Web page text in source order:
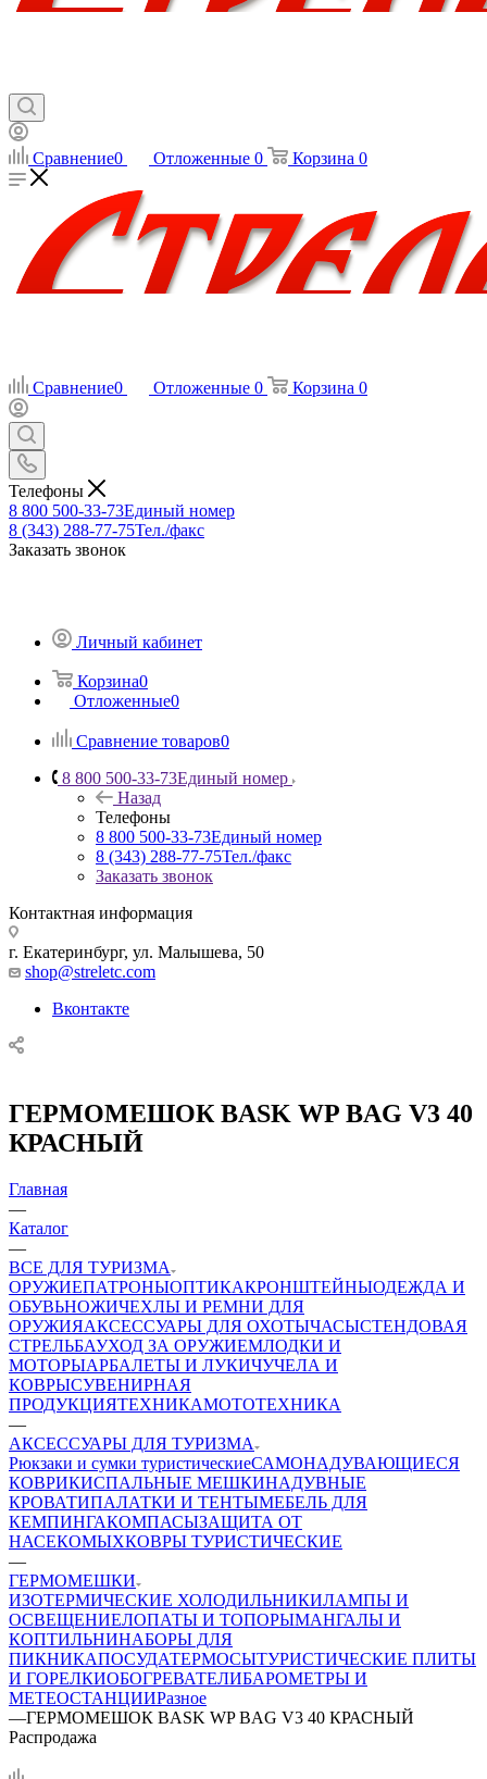
Сравнение0 Отложенные 0 Корзина 0
Сравнение0 Отложенные 0 Корзина 0
Телефоны
8 800 500-33-73Единый номер
8 (343) 288-77-75Тел./факс
Заказать звонок
Личный кабинет
Корзина0
Отложенные0
Сравнение товаров0
8 800 500-33-73Единый номер
Назад
Телефоны
8 800 500-33-73Единый номер
8 (343) 288-77-75Тел./факс
Заказать звонок
Контактная информация
г. Екатеринбург, ул. Малышева, 50
shop@streletc.com
Вконтакте
ГЕРМОМЕШОК BASK WP BAG V3 40
КРАСНЫЙ
Главная
—
Каталог
—
ВСЕ ДЛЯ ТУРИЗМА
ОРУЖИЕПАТРОНЫОПТИКАКРОНШТЕЙНЫОДЕЖДА И
ОБУВЬНОЖИЧЕХЛЫ И РЕМНИ ДЛЯ
ОРУЖИЯАКСЕССУАРЫ ДЛЯ ОХОТЫЧАСЫСТЕНДОВАЯ
СТРЕЛЬБАУХОД ЗА ОРУЖИЕМЛОДКИ И
МОТОРЫАРБАЛЕТЫ И ЛУКИЧУЧЕЛА И
КОВРЫСУВЕНИРНАЯ
ПРОДУКЦИЯТЕХНИКАМОТОТЕХНИКА
—
АКСЕССУАРЫ ДЛЯ ТУРИЗМА
Рюкзаки и сумки туристическиеСАМОНАДУВАЮЩИЕСЯ
КОВРИКИСПАЛЬНЫЕ МЕШКИНАДУВНЫЕ
КРОВАТИПАЛАТКИ И ТЕНТЫМЕБЕЛЬ ДЛЯ
КЕМПИНГАКОМПАСЫЗАЩИТА ОТ
НАСЕКОМЫХКОВРЫ ТУРИСТИЧЕСКИЕ
—
ГЕРМОМЕШКИ
ИЗОТЕРМИЧЕСКИЕ ХОЛОДИЛЬНИКИЛАМПЫ И
ОСВЕЩЕНИЕЛОПАТЫ И ТОПОРЫМАНГАЛЫ И
КОПТИЛЬНИНАБОРЫ ДЛЯ
ПИКНИКАПОСУДАТЕРМОСЫТУРИСТИЧЕСКИЕ ПЛИТЫ
И ГОРЕЛКИОБОГРЕВАТЕЛИБАРОМЕТРЫ И
МЕТЕОСТАНЦИИРазное
—ГЕРМОМЕШОК BASK WP BAG V3 40 КРАСНЫЙ
Распродажа